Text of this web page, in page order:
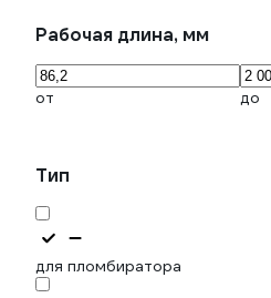
Рабочая длина, мм
от до
Тип
для пломбиратора